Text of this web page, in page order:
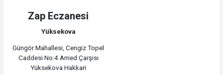
Zap Eczanesi
Yüksekova
Güngör Mahallesi, Cengiz Topel
Caddesi No:4 Amed Çarşısı
Yüksekova Hakkari